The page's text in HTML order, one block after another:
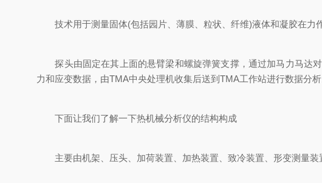
技术用于测量固体(包括园片、薄膜、粒状、纤维)液体和凝胶在力
探头由固定在其上面的悬臂梁和螺旋弹簧支撑，通过加马力马达对
力和应变数据，由TMA中央处理机收集后送到TMA工作站进行数据分析
下面让我们了解一下热机械分析仪的结构构成
主要由机架、压头、加荷装置、加热装置、致冷装置、形变测量装